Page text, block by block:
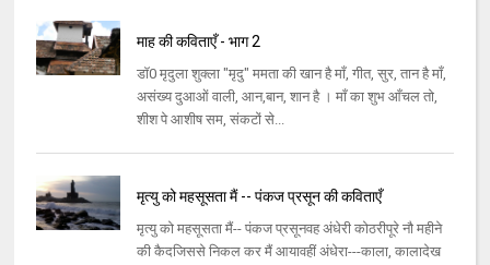
माह की कविताएँ - भाग 2
डॉ0 मृदुला शुक्ला "मृदु" ममता की खान है माँ, गीत, सुर, तान है माँ,
असंख्य दुआओं वाली, आन,बान, शान है । माँ का शुभ आँचल तो,
शीश पे आशीष सम, संकटों से...
मृत्यु को महसूसता मैं -- पंकज प्रसून की कविताएँ
मृत्यु को महसूसता मैं-- पंकज प्रसूनवह अंधेरी कोठरीपूरे नौ महीने
की कैदजिससे निकल कर मैं आयावहीं अंधेरा---काला, कालादेख